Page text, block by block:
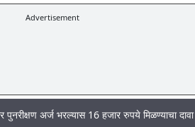
Advertisement
भरल्यास 16 हजार रुपये मिळण्याचा दावा पूर्णपणे खोटा